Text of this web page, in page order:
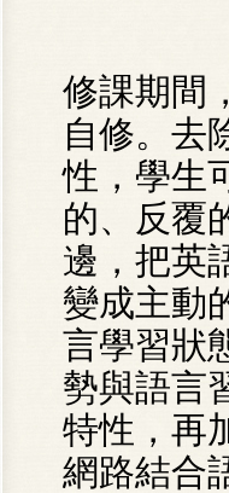
修課期間
自修。去
性，學生
的、反覆
邊，把英
變成主動
言學習狀
勢與語言
特性，再
網路結合